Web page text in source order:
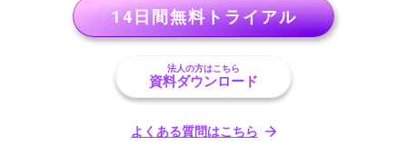
14日間無料トライアル
法人の方はこちら
資料ダウンロード
よくある質問はこちら